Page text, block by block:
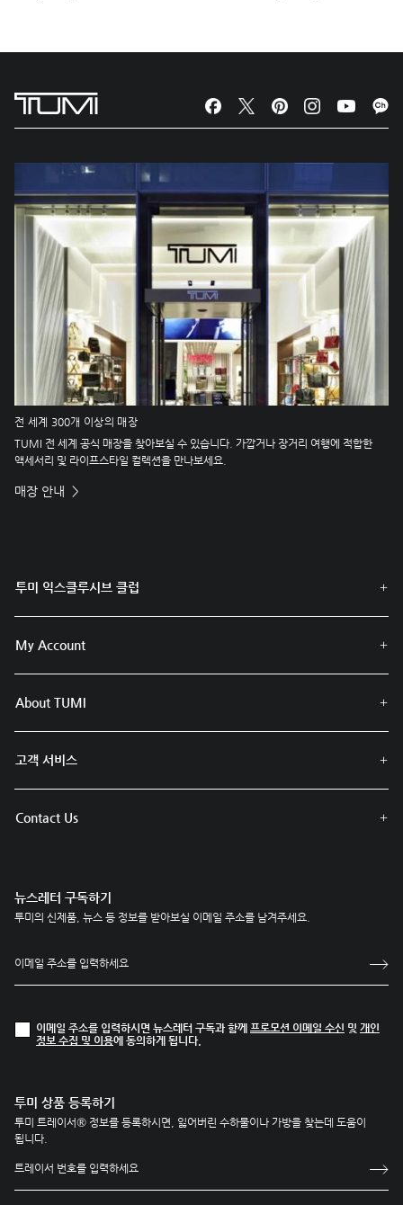
전 세계 300개 이상의 매장
TUMI 전 세계 공식 매장을 찾아보실 수 있습니다. 가깝거나 장거리 여행에 적합한
액세서리 및 라이프스타일 컬렉션을 만나보세요.
매장 안내
투미 익스클루시브 클럽
My Account
About TUMI
고객 서비스
Contact Us
뉴스레터 구독하기
투미의 신제품, 뉴스 등 정보를 받아보실 이메일 주소를 남겨주세요.
이메일 주소를 입력하시면 뉴스레터 구독과 함께 프로모션 이메일 수신 및 개인
정보 수집 및 이용에 동의하게 됩니다.
투미 상품 등록하기
투미 트레이서® 정보를 등록하시면, 잃어버린 수하물이나 가방을 찾는데 도움이
됩니다.